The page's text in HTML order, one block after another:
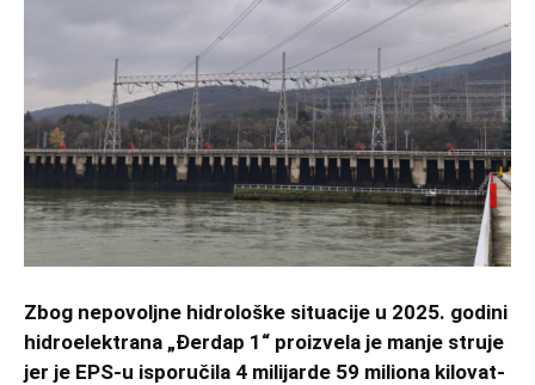
Zbog nepovoljne hidrološke situacije u 2025. godini
hidroelektrana „Đerdap 1“ proizvela je manje struje
jer je EPS-u isporučila 4 milijarde 59 miliona kilovat-